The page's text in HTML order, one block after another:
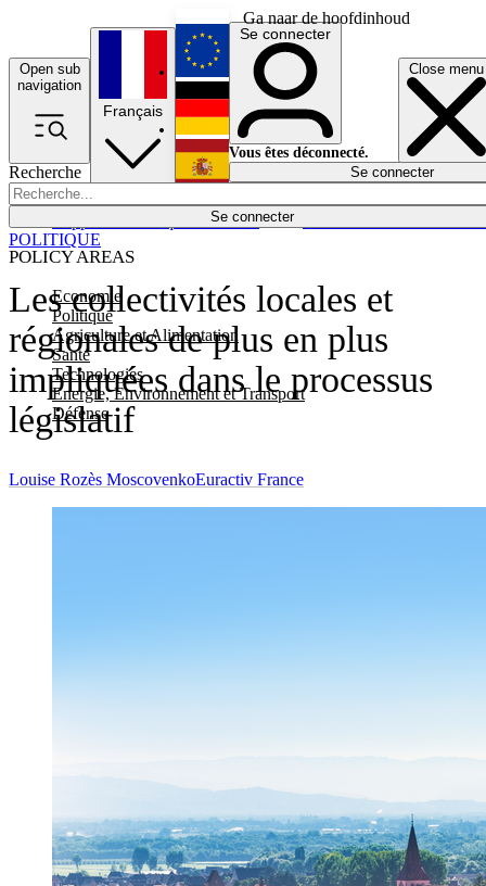
Ga naar de hoofdinhoud
Open sub
navigation
Close menu
Recherche
Se connecter
POLICY AREAS
Economie
Politique
Agriculture et Alimentation
Santé
Technologies
Energie, Environnement et Transport
Défense
Économie
Français
English
Deutsch
Español
Se connecter
Vous êtes déconnecté.
Se connecter
Les collectivités locales et
régionales de plus en plus
impliquées dans le processus
législatif
POLITIQUE
Louise Rozès MoscovenkoEuractiv France